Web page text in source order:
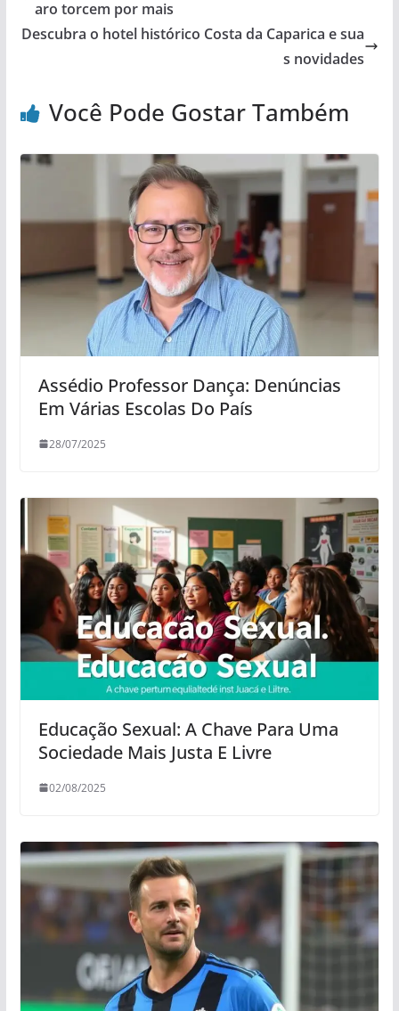
aro torcem por mais
Descubra o hotel histórico Costa da Caparica e sua
s novidades
Você Pode Gostar Também
Assédio Professor Dança: Denúncias
Em Várias Escolas Do País
28/07/2025
Educação Sexual: A Chave Para Uma
Sociedade Mais Justa E Livre
02/08/2025